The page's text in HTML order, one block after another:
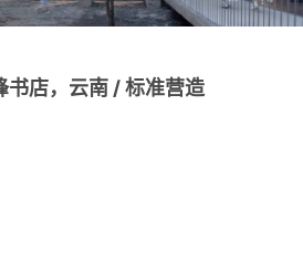
书店，云南 / 标准营造